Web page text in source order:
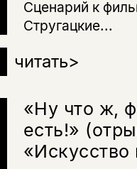
Сценарий к
Стругацкие...
читать>
«Ну что ж,
есть!»
«Искусство